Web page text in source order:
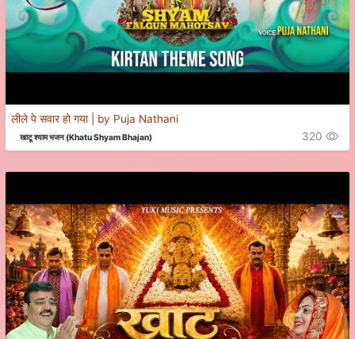
लीले पे सवार हो गया | by Puja Nathani
खाटू श्याम भजन (Khatu Shyam Bhajan) 320